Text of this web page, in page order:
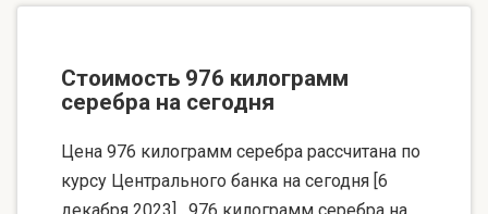
Стоимость 976 килограмм
серебра на сегодня
Цена 976 килограмм серебра рассчитана по
курсу Центрального банка на сегодня [6
декабря 2023] . 976 килограмм серебра на